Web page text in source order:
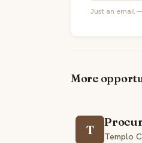
Just an email
More
T
Templo